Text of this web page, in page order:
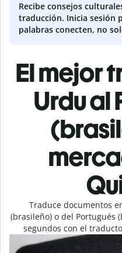
Recibe consejos
traducción. Inicia sesión
palabras conecten, no
El mejor
Urdu al
Traduce documentos
(brasileño) o del Portugués
segundos con el